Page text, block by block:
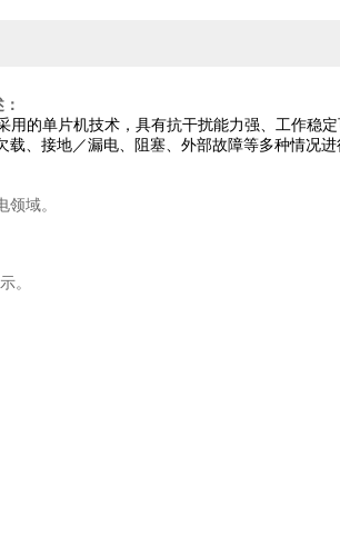
用的单片机技术，具有抗干扰能力强、工作稳
、接地／漏电、阻塞、外部故障等多种情况
域。
。